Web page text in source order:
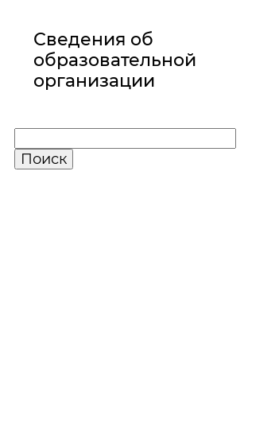
Сведения об
образовательной
организации